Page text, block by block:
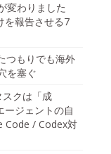
変わりました
を報告させる7
つもりでも海外
を塞ぐ
スクは「成
ージェントの自
Code / Codex対